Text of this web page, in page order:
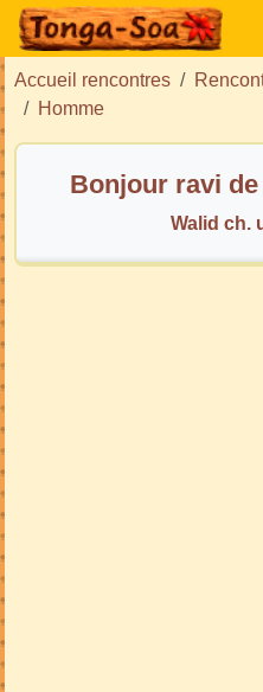
Accueil rencontres
Homme
Bonjour ravi
Walid ch.